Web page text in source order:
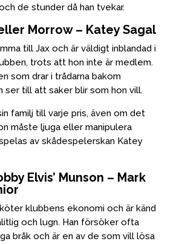
de stunder då han tvekar.
Morrow – Katey Sagal
till Jax och är väldigt inblandad i
trots att hon inte är medlem.
som drar i trådarna bakom
ser till att saker blir som hon vill.
familj till varje pris, även om det
måste ljuga eller manipulera
av skådespelerskan Katey
Elvis’ Munson – Mark
klubbens ekonomi och är känd
och lugn. Han försöker ofta
bråk och är en av de som vill lösa